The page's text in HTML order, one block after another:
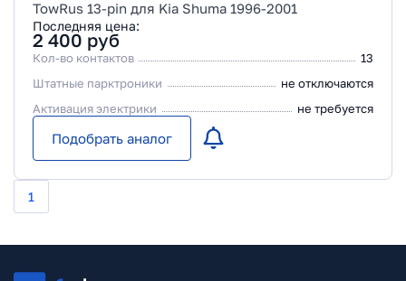
TowRus 13-pin для Kia Shuma 1996-2001
Последняя цена:
2 400 руб
Кол-во контактов
13
Штатные парктроники
не отключаются
Активация электрики
не требуется
Подобрать аналог
1